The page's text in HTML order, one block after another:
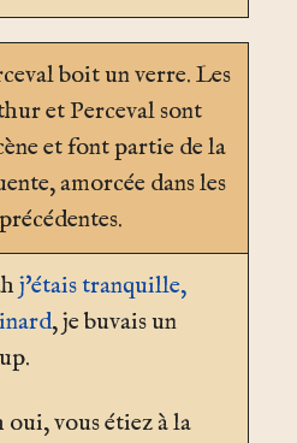
boit un verre. Les
et Perceval sont
et font partie de la
amorcée dans les
j'étais tranquille,
, je buvais un
oui, vous étiez à la